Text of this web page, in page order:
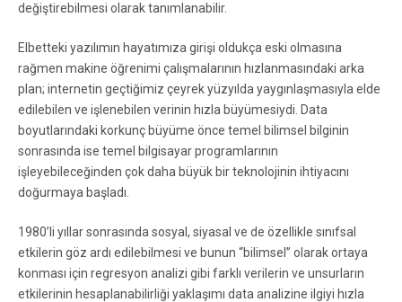
değiştirebilmesi olarak tanımlanabilir.
Elbetteki yazılımın hayatımıza girişi oldukça eski olmasına
rağmen makine öğrenimi çalışmalarının hızlanmasındaki arka
plan; internetin geçtiğimiz çeyrek yüzyılda yaygınlaşmasıyla elde
edilebilen ve işlenebilen verinin hızla büyümesiydi. Data
boyutlarındaki korkunç büyüme önce temel bilimsel bilginin
sonrasında ise temel bilgisayar programlarının
işleyebileceğinden çok daha büyük bir teknolojinin ihtiyacını
doğurmaya başladı.
1980’li yıllar sonrasında sosyal, siyasal ve de özellikle sınıfsal
etkilerin göz ardı edilebilmesi ve bunun “bilimsel” olarak ortaya
konması için regresyon analizi gibi farklı verilerin ve unsurların
etkilerinin hesaplanabilirliği yaklaşımı data analizine ilgiyi hızla